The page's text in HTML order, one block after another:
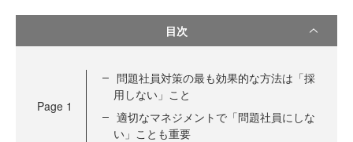
目次
Page 1
問題社員対策の最も効果的な方法は「採
用しない」こと
適切なマネジメントで「問題社員にしな
い」ことも重要